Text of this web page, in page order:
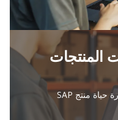
المنتجات
استفد من قوة SAP ERP وإدارة دورة حياة منتج SAP